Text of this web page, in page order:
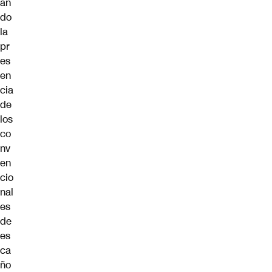
do
la
pr
es
en
cia
de
los
co
nv
en
cio
nal
es
de
es
ca
ño